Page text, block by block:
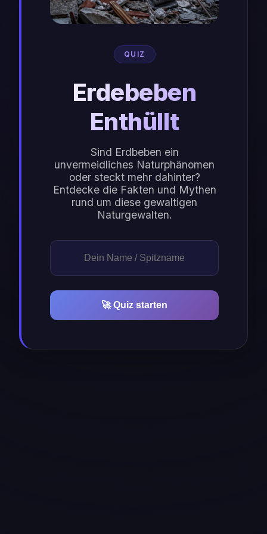
QUIZ
Erdebeben
Enthüllt
Sind Erdbeben ein
unvermeidliches Naturphänomen
oder steckt mehr dahinter?
Entdecke die Fakten und Mythen
rund um diese gewaltigen
Naturgewalten.
🚀 Quiz starten